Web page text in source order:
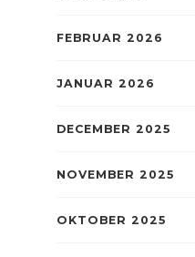
FEBRUAR 2026
JANUAR 2026
DECEMBER 2025
NOVEMBER 2025
OKTOBER 2025